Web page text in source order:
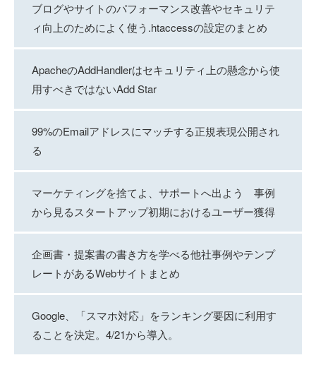
ブログやサイトのパフォーマンス改善やセキュリテ
ィ向上のためによく使う.htaccessの設定のまとめ
ApacheのAddHandlerはセキュリティ上の懸念から使
用すべきではないAdd Star
99%のEmailアドレスにマッチする正規表現公開され
る
マーケティングを捨てよ、サポートへ出よう 事例
から見るスタートアップ初期におけるユーザー獲得
企画書・提案書の書き方を学べる他社事例やテンプ
レートがあるWebサイトまとめ
Google、「スマホ対応」をランキング要因に利用す
ることを決定。4/21から導入。